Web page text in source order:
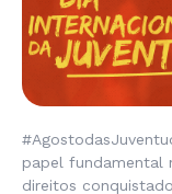
papel fundamental
direitos